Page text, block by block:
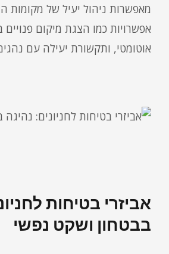
מאפשרות ניהול יעיל של מקומות
אפשרויות כמו הצגת מיקום
אוטומטי, ותקשורת יעילה עם
אביזרי בטיחות
בבטחון ושקט נפשי